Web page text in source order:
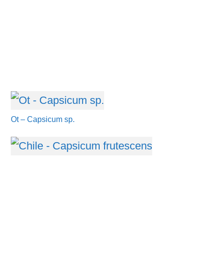
Ot – Capsicum sp.